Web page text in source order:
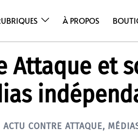
À PROPOS
Attaque et
ACTU CONTRE ATTAQUE,